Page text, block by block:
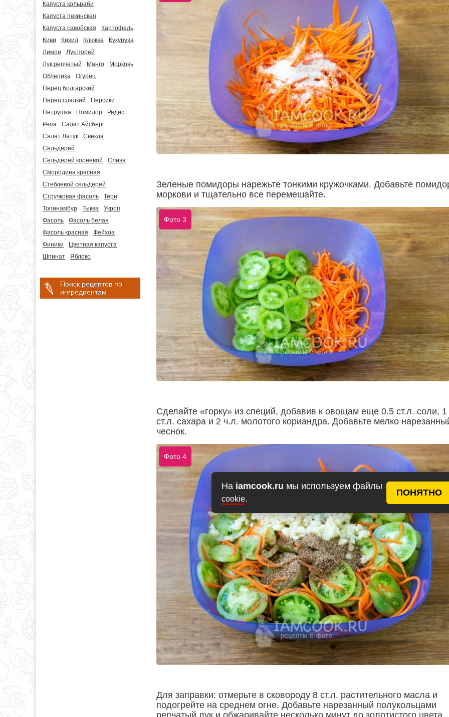
На iamcook.ru мы используем файлы
cookie.
ПОНЯТНО
Капуста кольраби
Капуста пекинская
Капуста савойская
Картофель
Киви
Кизил Клюква
Кукуруза
Лимон
Лук порей
Лук репчатый
Манго
Морковь
Облепиха
Огурец
Перец болгарский
Перец сладкий
Персики
Петрушка
Помидор
Редис
Репа
Салат Айсберг
Салат Латук
Свекла
Сельдерей
Сельдерей корневой
Слива
Смородина красная
Стеблевой сельдерей
Стручковая фасоль
Терн
Топинамбур
Тыква
Укроп
Фасоль
Фасоль белая
Фасоль красная
Фейхоа
Финики
Цветная капуста
Шпинат
Яблоко
Поиск рецептов по
ингредиентам
Зеленые помидоры нарежьте тонкими кружочками. Добавьте
моркови и тщательно все перемешайте.
Фото 3
Сделайте «горку» из специй, добавив к овощам еще 0.5 ст.л. соли, 1
ст.л. сахара и 2 ч.л. молотого кориандра. Добавьте мелко
чеснок.
Фото 4
Для заправки: отмерьте в сковороду 8 ст.л. растительного масла и
подогрейте на среднем огне. Добавьте нарезанный полукольцами